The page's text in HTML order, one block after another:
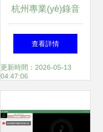
杭州專業(yè)錄音
工作室裝修設(shè)
計全攻略 核心要求
詢指南
查看詳情
更新時間：2026-05-13
04:47:06